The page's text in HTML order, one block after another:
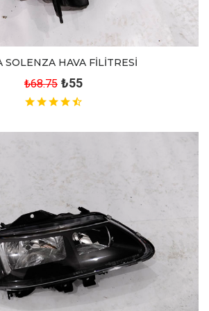
SOLENZA HAVA FİLİTRESİ
₺68.75 ₺55